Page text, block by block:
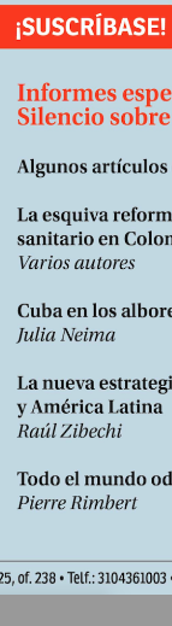
diversas
democracia por
y otra vez,
recordó Antonio
su trabajo, ni el
que la
designación, en
neoliberal,